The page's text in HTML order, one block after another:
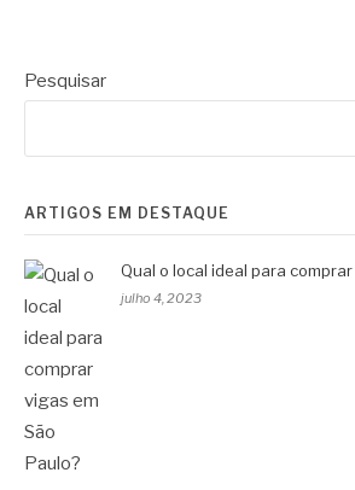
Pesquisar
ARTIGOS EM DESTAQUE
Qual o local ideal para
julho 4, 2023